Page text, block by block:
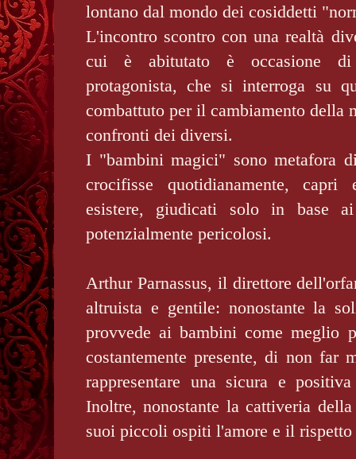
lontano dal mondo dei cosiddetti
L'incontro scontro con una realtà
cui è abitutato è occasione
protagonista, che si interroga su
combattuto per il cambiamento della
confronti dei diversi.
I "bambini magici" sono metafora
crocifisse quotidianamente,
esistere, giudicati solo in base
potenzialmente pericolosi.
Arthur Parnassus, il direttore
altruista e gentile: nonostante la
provvede ai bambini come meglio
costantemente presente, di non far
rappresentare una sicura e
Inoltre, nonostante la cattiveria
suoi piccoli ospiti l'amore e il